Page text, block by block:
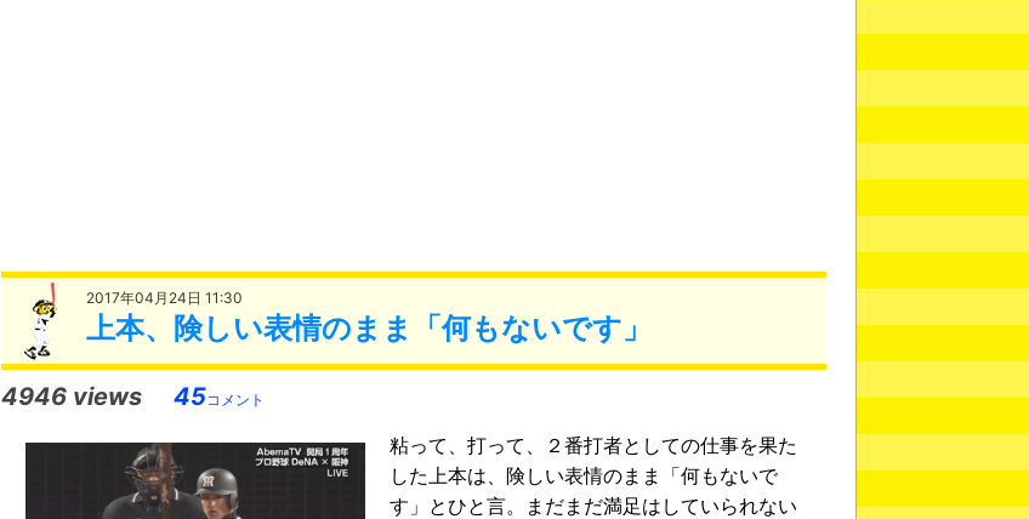
2017年04月24日 11:30
上本、険しい表情のまま「何もないです」
4946 views 45コメント
粘って、打って、２番打者としての仕事を果た
した上本は、険しい表情のまま「何もないで
す」とひと言。まだまだ満足はしていられない